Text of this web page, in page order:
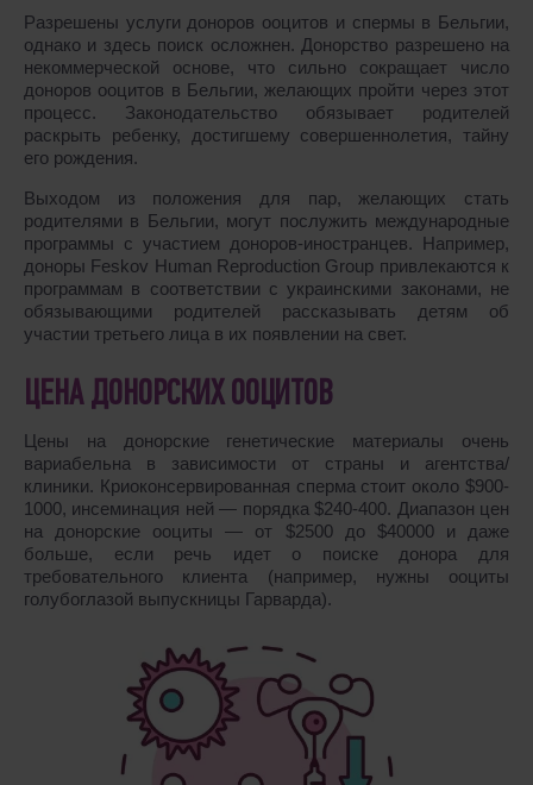
Разрешены услуги доноров ооцитов и спермы в Бельгии,
однако и здесь поиск осложнен. Донорство разрешено на
некоммерческой основе, что сильно сокращает число
доноров ооцитов в Бельгии, желающих пройти через этот
процесс. Законодательство обязывает родителей
раскрыть ребенку, достигшему совершеннолетия, тайну
его рождения.
Выходом из положения для пар, желающих стать
родителями в Бельгии, могут послужить международные
программы с участием доноров-иностранцев. Например,
доноры Feskov Human Reproduction Group привлекаются к
программам в соответствии с украинскими законами, не
обязывающими родителей рассказывать детям об
участии третьего лица в их появлении на свет.
ЦЕНА ДОНОРСКИХ ООЦИТОВ
Цены на донорские генетические материалы очень
вариабельна в зависимости от страны и агентства/
клиники. Криоконсервированная сперма стоит около $900-
1000, инсеминация ней ― порядка $240-400. Диапазон цен
на донорские ооциты ― от $2500 до $40000 и даже
больше, если речь идет о поиске донора для
требовательного клиента (например, нужны ооциты
голубоглазой выпускницы Гарварда).